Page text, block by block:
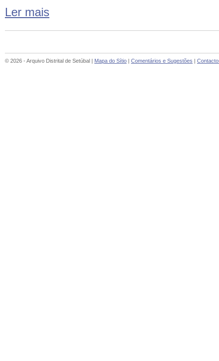
Ler mais
© 2026 - Arquivo Distrital de Setúbal | Mapa do Sítio | Comentários e Sugestões |